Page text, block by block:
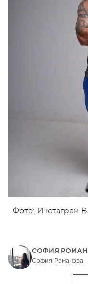
Фото: Инстаграм
СОФИЯ
София Романова